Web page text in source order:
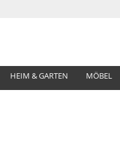
HEIM & GARTEN MÖBEL